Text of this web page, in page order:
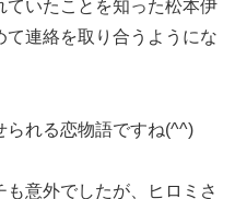
ていたことを知った松本伊
連絡を取り合うようにな
られる恋物語ですね(^^)
意外でしたが、ヒロミさ